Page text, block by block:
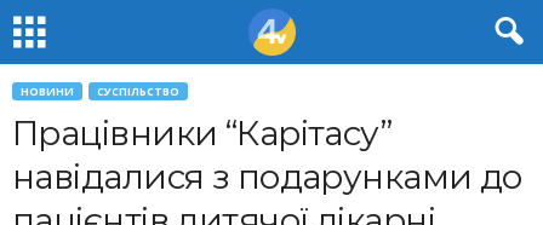
НОВИНИ СУСПІЛЬСТВО
Працівники “Карітасу”
навідалися з подарунками до